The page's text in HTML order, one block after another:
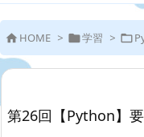
 HOME > 学習 > 
第26回【Python】